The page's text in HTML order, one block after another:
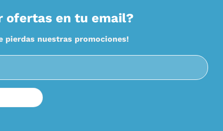
ofertas en tu email?
pierdas nuestras promociones!